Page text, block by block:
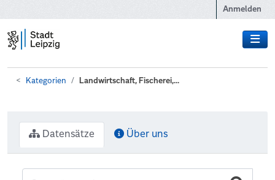
Anmelden
Kategorien Landwirtschaft, Fischerei,...
Datensätze Über uns